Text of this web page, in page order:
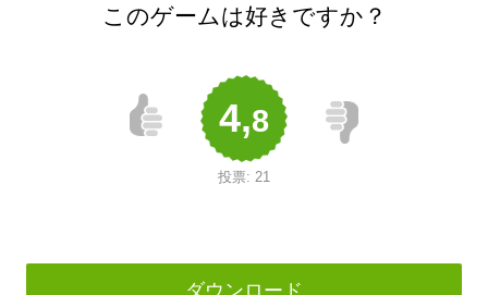
このゲームは好きですか？
4,8
投票: 21